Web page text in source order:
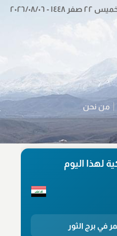
من نحن
لهذا اليوم
في برج الثور